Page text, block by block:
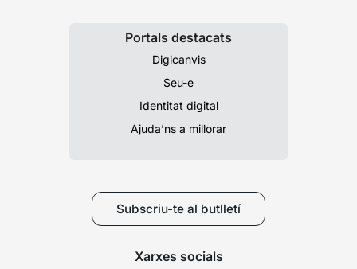
Portals destacats
Digicanvis
Seu-e
Identitat digital
Ajuda’ns a millorar
Subscriu-te al butlletí
Xarxes socials